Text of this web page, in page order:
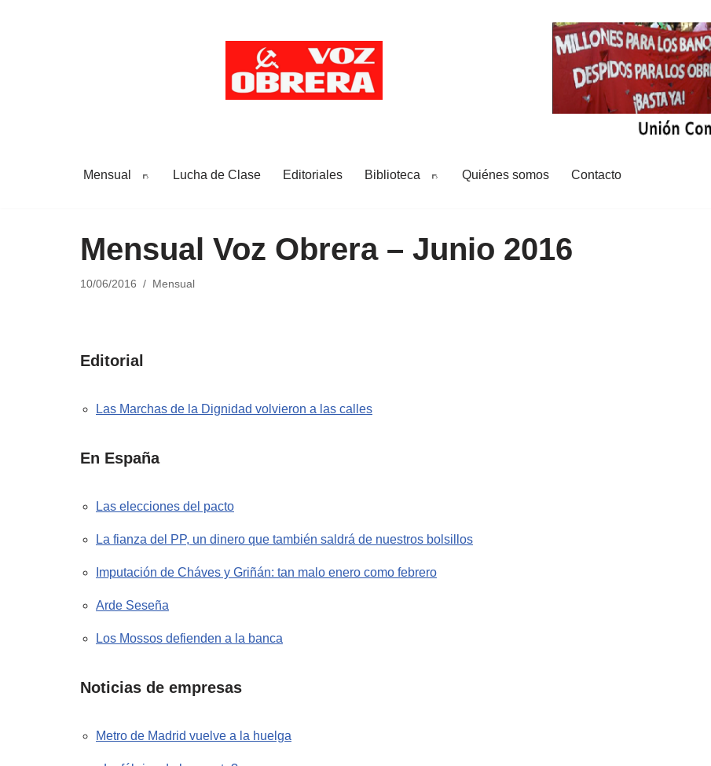
Mensual Lucha de Clase Editoriales Biblioteca Quiénes somos Contacto
Mensual Voz Obrera – Junio 2016
10/06/2016 Mensual
Editorial
Las Marchas de la Dignidad volvieron a las calles
En España
Las elecciones del pacto
La fianza del PP, un dinero que también saldrá de nuestros bolsillos
Imputación de Cháves y Griñán: tan malo enero como febrero
Arde Seseña
Los Mossos defienden a la banca
Noticias de empresas
Metro de Madrid vuelve a la huelga